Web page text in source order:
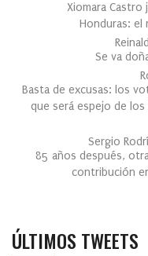
Xiomara
Honduras: el
Se va
Basta de excusas: los
que será espejo de
Sergio
85 años después,
contribución
ÚLTIMOS TWEETS